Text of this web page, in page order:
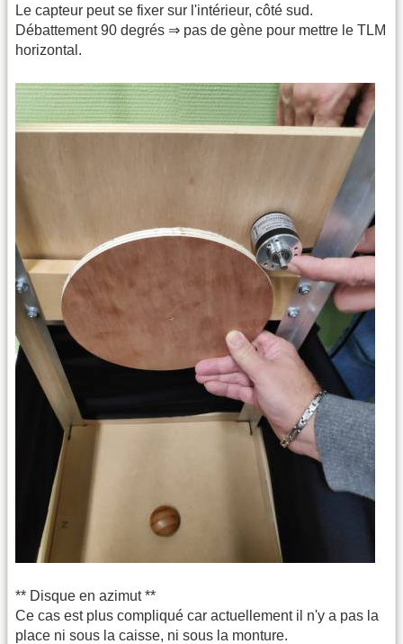
Le capteur peut se fixer sur l'intérieur, côté sud.
Débattement 90 degrés ⇒ pas de gène pour mettre le TLM
horizontal.
** Disque en azimut **
Ce cas est plus compliqué car actuellement il n'y a pas la
place ni sous la caisse, ni sous la monture.